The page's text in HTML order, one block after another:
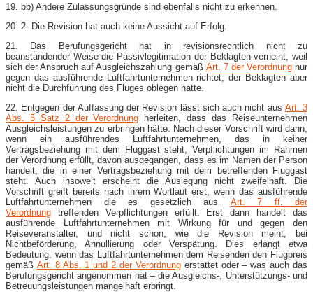
19. bb) Andere Zulassungsgründe sind ebenfalls nicht zu erkennen.
20. 2. Die Revision hat auch keine Aussicht auf Erfolg.
21. Das Berufungsgericht hat in revisionsrechtlich nicht zu
beanstandender Weise die Passivlegitimation der Beklagten verneint, weil
sich der Anspruch auf Ausgleichszahlung gemäß Art. 7 der Verordnungnur
gegen das ausführende Luftfahrtunternehmen richtet, der Beklagten aber
nicht die Durchführung des Fluges oblegen hatte.
22. Entgegen der Auffassung der Revision lässt sich auch nicht aus Art. 3
Abs. 5 Satz 2 der Verordnung herleiten, dass das Reiseunternehmen
Ausgleichsleistungen zu erbringen hätte. Nach dieser Vorschrift wird dann,
wenn ein ausführendes Luftfahrtunternehmen, das in keiner
Vertragsbeziehung mit dem Fluggast steht, Verpflichtungen im Rahmen
der Verordnung erfüllt, davon ausgegangen, dass es im Namen der Person
handelt, die in einer Vertragsbeziehung mit dem betreffenden Fluggast
steht. Auch insoweit erscheint die Auslegung nicht zweifelhaft. Die
Vorschrift greift bereits nach ihrem Wortlaut erst, wenn das ausführende
Luftfahrtunternehmen die es gesetzlich aus Art. 7 ff. der
Verordnung treffenden Verpflichtungen erfüllt. Erst dann handelt das
ausführende Luftfahrtunternehmen mit Wirkung für und gegen den
Reiseveranstalter, und nicht schon, wie die Revision meint, bei
Nichtbeförderung, Annullierung oder Verspätung. Dies erlangt etwa
Bedeutung, wenn das Luftfahrtunternehmen dem Reisenden den Flugpreis
gemäß Art. 8 Abs. 1 und 2 der Verordnungerstattet oder – was auch das
Berufungsgericht angenommen hat – die Ausgleichs-, Unterstützungs- und
Betreuungsleistungen mangelhaft erbringt.